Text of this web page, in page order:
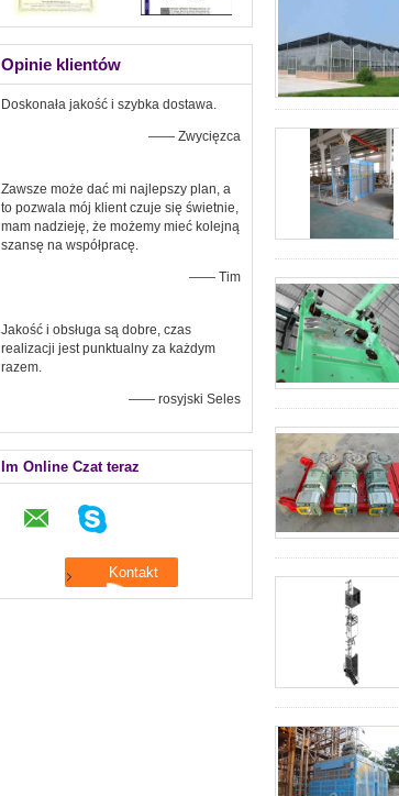
Opinie klientów
Doskonała jakość i szybka dostawa.
—— Zwycięzca
Zawsze może dać mi najlepszy plan, a
to pozwala mój klient czuje się świetnie,
mam nadzieję, że możemy mieć kolejną
szansę na współpracę.
—— Tim
Jakość i obsługa są dobre, czas
realizacji jest punktualny za każdym
razem.
—— rosyjski Seles
Im Online Czat teraz